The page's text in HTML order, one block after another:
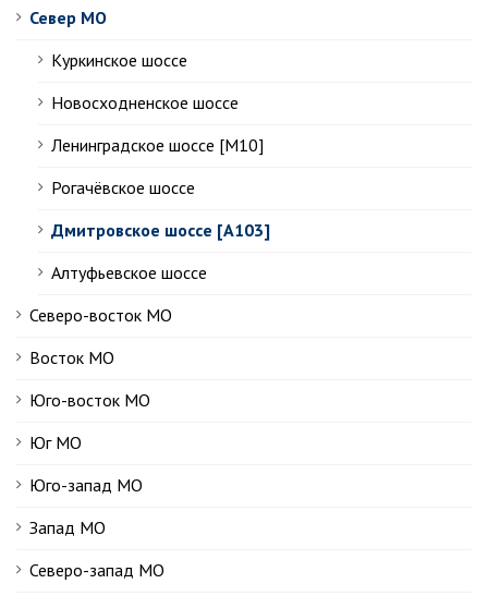
Север МО
Куркинское шоссе
Новосходненское шоссе
Ленинградское шоссе [М10]
Рогачёвское шоссе
Дмитровское шоссе [А103]
Алтуфьевское шоссе
Северо-восток МО
Восток МО
Юго-восток МО
Юг МО
Юго-запад МО
Запад МО
Северо-запад МО